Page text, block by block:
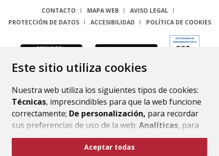
Este sitio utiliza cookies
Nuestra web utiliza los siguientes tipos de cookies:
Técnicas, imprescindibles para que la web funcione
correctamente; De personalización, para recordar
sus preferencias de uso de la web; Analíticas, para
mejorar el funcionamiento de la web y sus servicios.
Aceptar todas
CONTACTO
MAPA WEB
AVISO LEGAL
PROTECCIÓN DE DATOS
ACCESIBILIDAD POLÍTICA DE COOKIES